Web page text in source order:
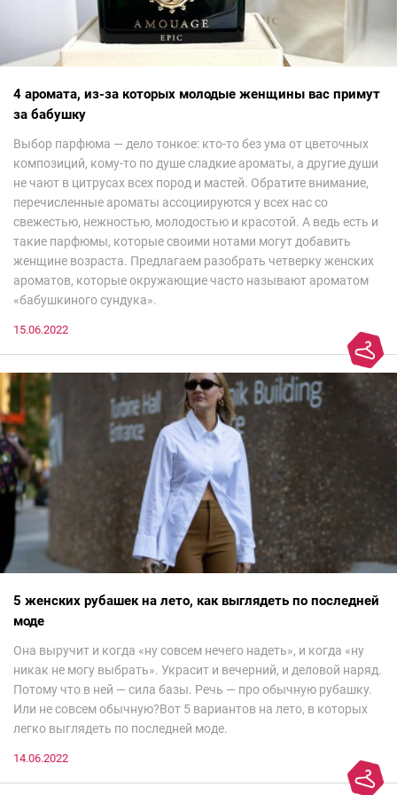
4 аромата, из-за которых молодые женщины вас примут
за бабушку
Выбор парфюма — дело тонкое: кто-то без ума от цветочных
композиций, кому-то по душе сладкие ароматы, а другие души
не чают в цитрусах всех пород и мастей. Обратите внимание,
перечисленные ароматы ассоциируются у всех нас со
свежестью, нежностью, молодостью и красотой. А ведь есть и
такие парфюмы, которые своими нотами могут добавить
женщине возраста. Предлагаем разобрать четверку женских
ароматов, которые окружающие часто называют ароматом
«бабушкиного сундука».
15.06.2022
5 женских рубашек на лето, как выглядеть по последней
моде
Она выручит и когда «ну совсем нечего надеть», и когда «ну
никак не могу выбрать». Украсит и вечерний, и деловой наряд.
Потому что в ней — сила базы. Речь — про обычную рубашку.
Или не совсем обычную?Вот 5 вариантов на лето, в которых
легко выглядеть по последней моде.
14.06.2022